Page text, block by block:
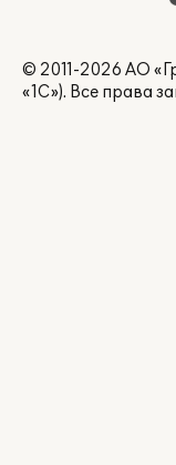
© 2011-2026 АО
«1С»). Все права